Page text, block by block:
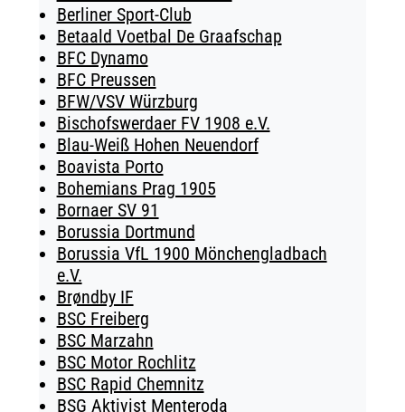
Berliner Sport-Club
Betaald Voetbal De Graafschap
BFC Dynamo
BFC Preussen
BFW/VSV Würzburg
Bischofswerdaer FV 1908 e.V.
Blau-Weiß Hohen Neuendorf
Boavista Porto
Bohemians Prag 1905
Bornaer SV 91
Borussia Dortmund
Borussia VfL 1900 Mönchengladbach
e.V.
Brøndby IF
BSC Freiberg
BSC Marzahn
BSC Motor Rochlitz
BSC Rapid Chemnitz
BSG Aktivist Menteroda